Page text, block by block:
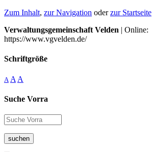
Zum Inhalt, zur Navigation oderzur Startseite
Verwaltungsgemeinschaft Velden | Online:
https://www.vgvelden.de/
Schriftgröße
A A A
Suche Vorra
suchen